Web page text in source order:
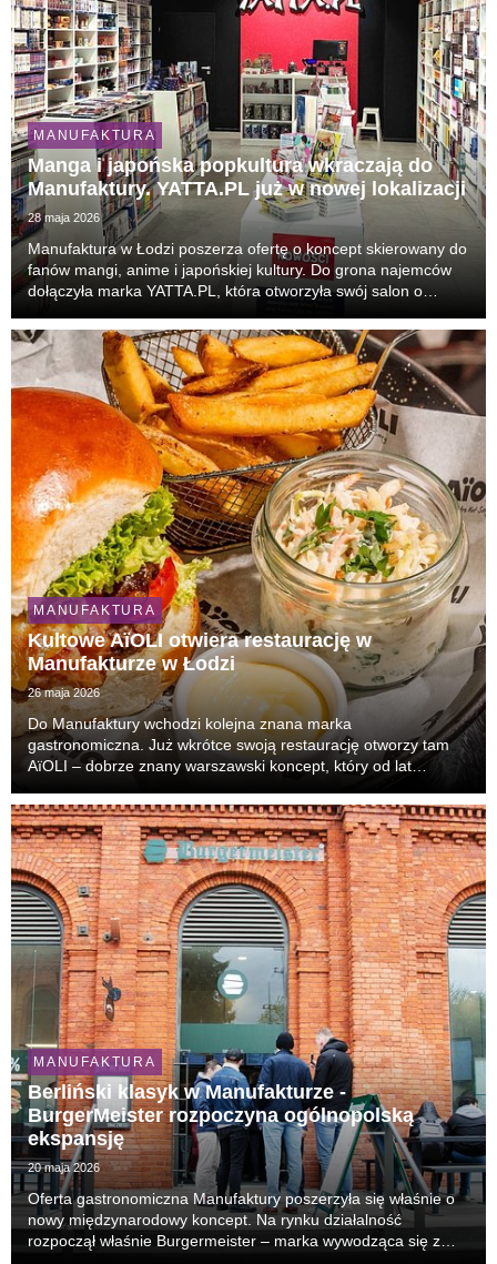
MANUFAKTURA
Manga i japońska popkultura wkraczają do
Manufaktury. YATTA.PL już w nowej lokalizacji
28 maja 2026
Manufaktura w Łodzi poszerza ofertę o koncept skierowany do
fanów mangi, anime i japońskiej kultury. Do grona najemców
dołączyła marka YATTA.PL, która otworzyła swój salon o
odsłona obecności marki w Łodzi. Klienc...
MANUFAKTURA
Kultowe AïOLI otwiera restaurację w
Manufakturze w Łodzi
26 maja 2026
Do Manufaktury wchodzi kolejna znana marka
gastronomiczna. Już wkrótce swoją restaurację otworzy tam
AïOLI – dobrze znany warszawski koncept, który od lat
rozpoznawalnych lokali lifestyle’owych w stolicy.
MANUFAKTURA
Berliński klasyk w Manufakturze -
BurgerMeister rozpoczyna ogólnopolską
ekspansję
20 maja 2026
Oferta gastronomiczna Manufaktury poszerzyła się właśnie o
nowy międzynarodowy koncept. Na rynku działalność
rozpoczął właśnie Burgermeister – marka wywodząca się z